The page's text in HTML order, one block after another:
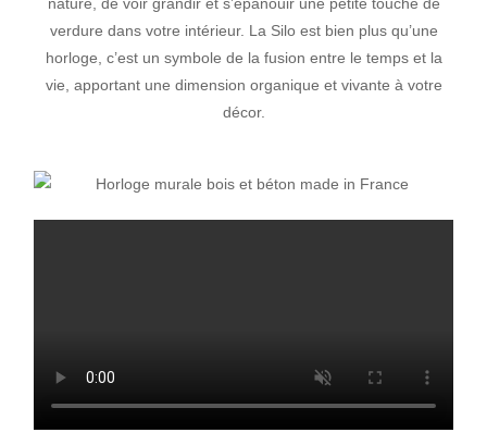
verdure dans votre intérieur. La Silo est bien plus qu’une
horloge, c’est un symbole de la fusion entre le temps et la
vie, apportant une dimension organique et vivante à votre
décor.